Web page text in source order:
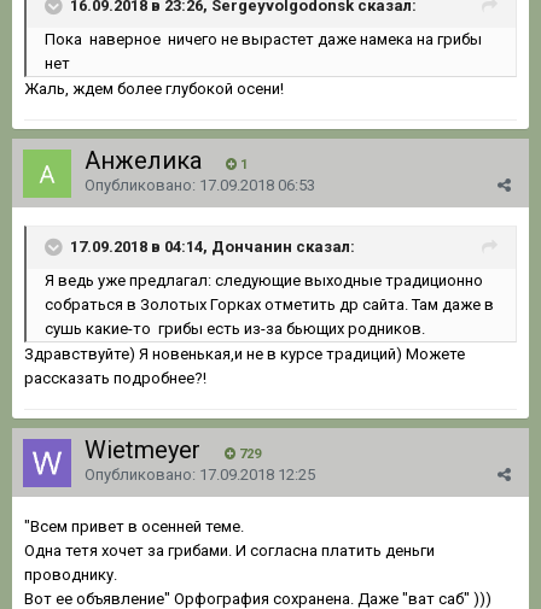
16.09.2018 в 23:26, Sergeyvolgodonsk сказал:
Пока наверное ничего не вырастет даже намека на грибы
нет
Жаль, ждем более глубокой осени!
Анжелика 1
Опубликовано: 17.09.2018 06:53
17.09.2018 в 04:14, Дончанин сказал:
Я ведь уже предлагал: следующие выходные традиционно
собраться в Золотых Горках отметить др сайта. Там даже в
сушь какие-то грибы есть из-за бьющих родников.
Здравствуйте) Я новенькая,и не в курсе традиций) Можете
рассказать подробнее?!
Wietmeyer 729
Опубликовано: 17.09.2018 12:25
"Всем привет в осенней теме.
Одна тетя хочет за грибами. И согласна платить деньги
проводнику.
Вот ее объявление" Орфография сохранена. Даже "ват саб" )))